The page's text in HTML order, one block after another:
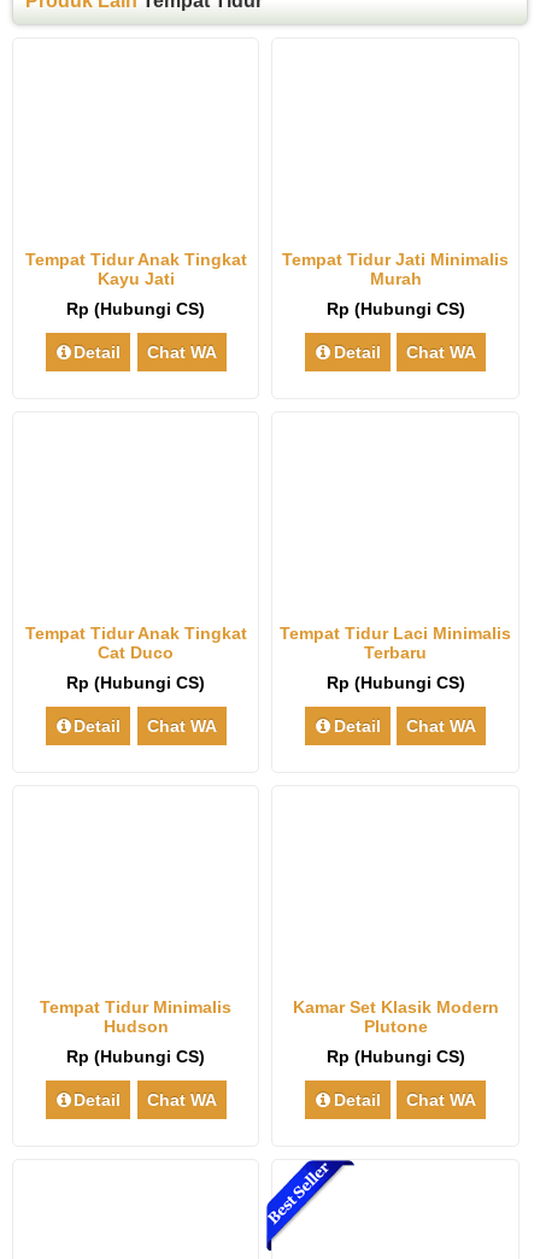
Tempat Tidur Anak Tingkat
Kayu Jati
Rp (Hubungi CS)
Detail Chat WA
Tempat Tidur Jati Minimalis
Murah
Rp (Hubungi CS)
Detail Chat WA
Tempat Tidur Anak Tingkat
Cat Duco
Rp (Hubungi CS)
Detail Chat WA
Tempat Tidur Laci Minimalis
Terbaru
Rp (Hubungi CS)
Detail Chat WA
Tempat Tidur Minimalis
Hudson
Rp (Hubungi CS)
Detail Chat WA
Kamar Set Klasik Modern
Plutone
Rp (Hubungi CS)
Detail Chat WA